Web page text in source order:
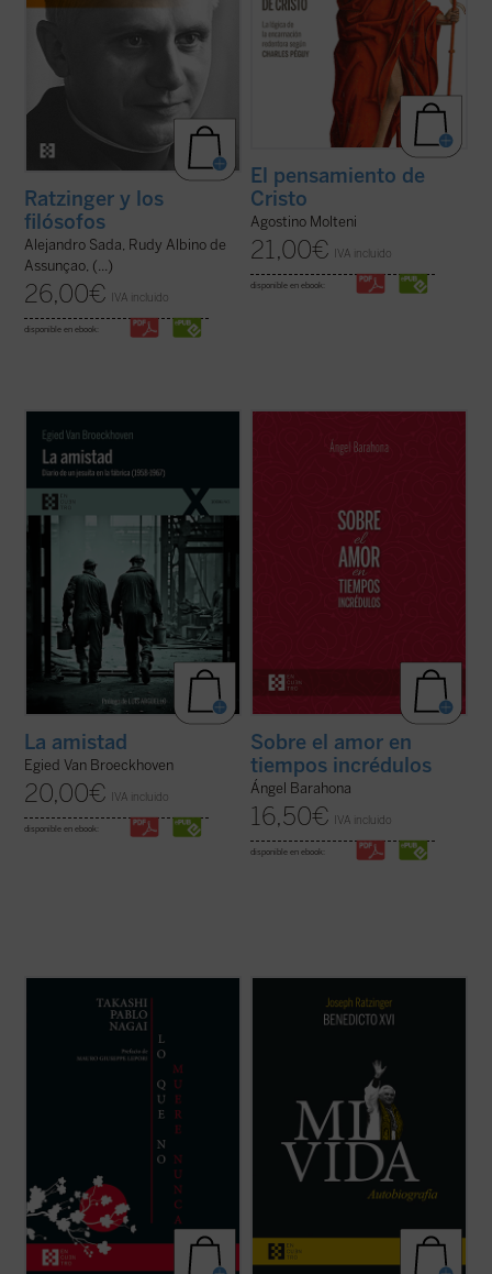
Ratzinger y los
filósofos
Alejandro Sada, Rudy Albino de
Assunçao, (...)
26,00€ IVA incluido
disponible en ebook:
El pensamiento de
Cristo
Agostino Molteni
21,00€ IVA incluido
disponible en ebook:
de extractos editados e inéditos del diario
al que el jesuita Van Broeckhoven confió
sus reflexiones. En él se disciernen
tradición de la Iglesia ...
La amistad
Egied Van Broeckhoven
20,00€ IVA incluido
disponible en ebook:
convincente de las profundas enseñanzas
de la Biblia y de encíclicas como las de san
Sobre el amor en
tiempos incrédulos
Ángel Barahona
16,50€ IVA incluido
disponible en ebook:
de Takashi Nagai, en la que el autor recorre
su vida, desde la infancia hasta el día de la
explosión de la bomba atómica, captando
los numerosos acontecimientos que se
repasa los problemas de la Iglesia
contemporánea, dando una visión plena de
Giuliano Vigini que reconstruye los años ...